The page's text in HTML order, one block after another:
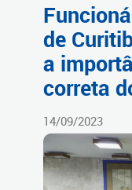
de
a
correta
14/09/2023